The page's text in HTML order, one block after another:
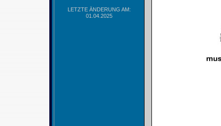
LETZTE ÄNDERUNG AM:
01.04.2025